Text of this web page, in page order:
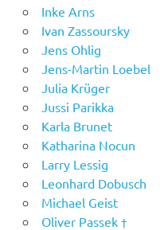
Inke Arns
Ivan Zassoursky
Jens Ohlig
Jens-Martin Loebel
Julia Krüger
Jussi Parikka
Karla Brunet
Katharina Nocun
Larry Lessig
Leonhard Dobusch
Michael Geist
Oliver Passek †